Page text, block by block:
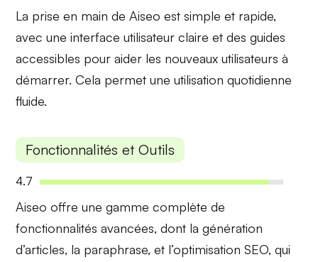
La prise en main de Aiseo est simple et rapide,
avec uneinterface utilisateur claire et des guides
accessibles pour aider les nouveaux utilisateurs à
démarrer. Cela permet une utilisation quotidienne
fluide.
Fonctionnalités et Outils
4.7
Aiseo offre une gamme complète de
fonctionnalités avancées, dont la génération
d’articles, la paraphrase, et l’optimisation SEO, qui